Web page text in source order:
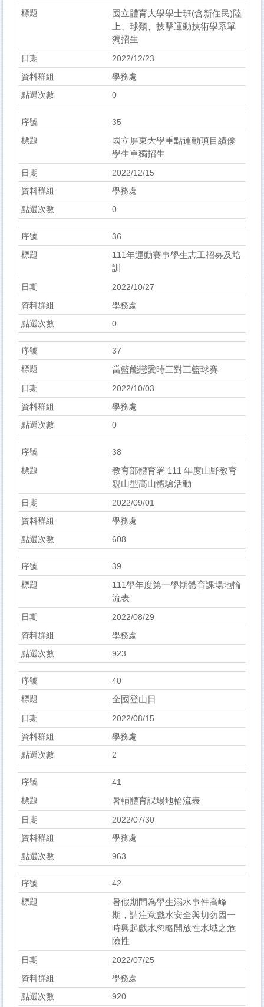
國立體育大學學士班(含新住民)陸
上、球類、技擊運動技術學系單
獨招生
2022/12/23
學務處
0
35
國立屏東大學重點運動項目績優
學生單獨招生
2022/12/15
學務處
0
36
111年運動賽事學生志工招募及培
訓
2022/10/27
學務處
0
37
當籃能戀愛時三對三籃球賽
2022/10/03
學務處
0
38
教育部體育署 111 年度山野教育
親山型高山體驗活動
2022/09/01
學務處
608
39
111學年度第一學期體育課場地輪
流表
2022/08/29
學務處
923
40
全國登山日
2022/08/15
學務處
2
41
暑輔體育課場地輪流表
2022/07/30
學務處
963
42
暑假期間為學生溺水事件高峰
期，請注意戲水安全與切勿因一
時興起戲水忽略開放性水域之危
險性
2022/07/25
學務處
920